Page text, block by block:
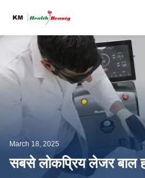
March 18, 2025
सबसे लोकप्रिय लेजर बाल